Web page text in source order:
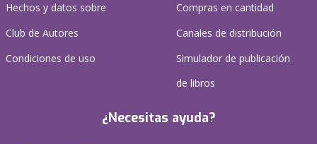
Hechos y datos sobre
Club de Autores
Condiciones de uso
Compras en cantidad
Canales de distribución
Simulador de publicación
de libros
¿Necesitas ayuda?